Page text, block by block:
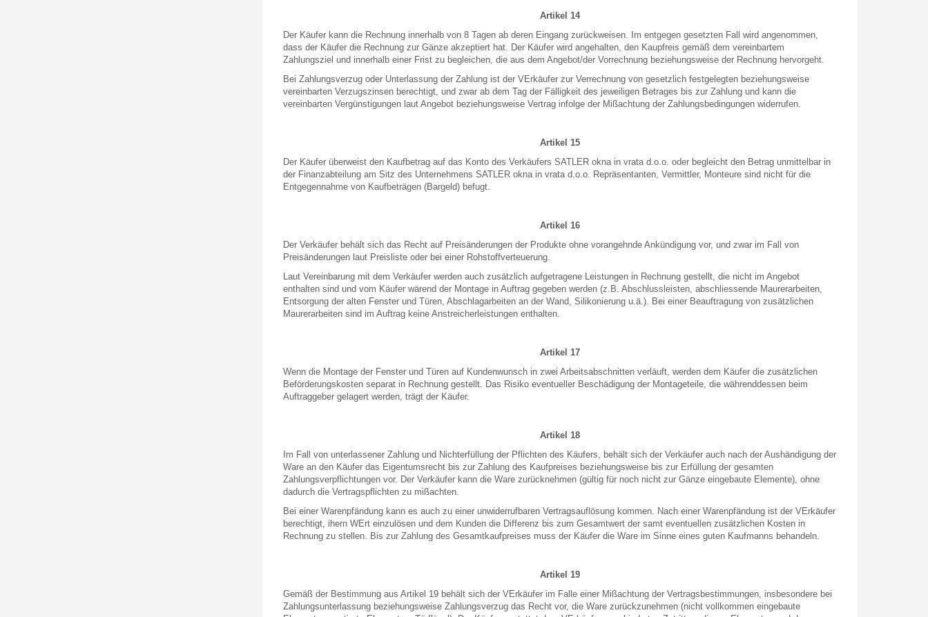
Artikel 14
Der Käufer kann die Rechnung innerhalb von 8 Tagen ab deren Eingang zurückweisen. Im entgegen gesetzten Fall wird angenommen,
dass der Käufer die Rechnung zur Gänze akzeptiert hat. Der Käufer wird angehalten, den Kaupfreis gemäß dem vereinbartem
Zahlungsziel und innerhalb einer Frist zu begleichen, die aus dem Angebot/der Vorrechnung beziehungsweise der Rechnung hervorgeht.
Bei Zahlungsverzug oder Unterlassung der Zahlung ist der VErkäufer zur Verrechnung von gesetzlich festgelegten beziehungsweise
vereinbarten Verzugszinsen berechtigt, und zwar ab dem Tag der Fälligkeit des jeweiligen Betrages bis zur Zahlung und kann die
vereinbarten Vergünstigungen laut Angebot beziehungsweise Vertrag infolge der Mißachtung der Zahlungsbedingungen widerrufen.
Artikel 15
Der Käufer überweist den Kaufbetrag auf das Konto des Verkäufers SATLER okna in vrata d.o.o. oder begleicht den Betrag unmittelbar in
der Finanzabteilung am Sitz des Unternehmens SATLER okna in vrata d.o.o. Repräsentanten, Vermittler, Monteure sind nicht für die
Entgegennahme von Kaufbeträgen (Bargeld) befugt.
Artikel 16
Der Verkäufer behält sich das Recht auf Preisänderungen der Produkte ohne vorangehnde Ankündigung vor, und zwar im Fall von
Preisänderungen laut Preisliste oder bei einer Rohstoffverteuerung.
Laut Vereinbarung mit dem Verkäufer werden auch zusätzlich aufgetragene Leistungen in Rechnung gestellt, die nicht im Angebot
enthalten sind und vom Käufer wärend der Montage in Auftrag gegeben werden (z.B. Abschlussleisten, abschliessende Maurerarbeiten,
Entsorgung der alten Fenster und Türen, Abschlagarbeiten an der Wand, Silikonierung u.ä.). Bei einer Beauftragung von zusätzlichen
Maurerarbeiten sind im Auftrag keine Anstreicherleistungen enthalten.
Artikel 17
Wenn die Montage der Fenster und Türen auf Kundenwunsch in zwei Arbeitsabschnitten verläuft, werden dem Käufer die zusätzlichen
Beförderungskosten separat in Rechnung gestellt. Das Risiko eventueller Beschädigung der Montageteile, die währenddessen beim
Auftraggeber gelagert werden, trägt der Käufer.
Artikel 18
Im Fall von unterlassener Zahlung und Nichterfüllung der Pflichten des Käufers, behält sich der Verkäufer auch nach der Aushändigung der
Ware an den Käufer das Eigentumsrecht bis zur Zahlung des Kaufpreises beziehungsweise bis zur Erfüllung der gesamten
Zahlungsverpflichtungen vor. Der Verkäufer kann die Ware zurücknehmen (gültig für noch nicht zur Gänze eingebaute Elemente), ohne
dadurch die Vertragspflichten zu mißachten.
Bei einer Warenpfändung kann es auch zu einer unwiderrufbaren Vertragsauflösung kommen. Nach einer Warenpfändung ist der VErkäufer
berechtigt, ihern WErt einzulösen und dem Kunden die Differenz bis zum Gesamtwert der samt eventuellen zusätzlichen Kosten in
Rechnung zu stellen. Bis zur Zahlung des Gesamtkaufpreises muss der Käufer die Ware im Sinne eines guten Kaufmanns behandeln.
Artikel 19
Gemäß der Bestimmung aus Artikel 19 behält sich der VErkäufer im Falle einer Mißachtung der Vertragsbestimmungen, insbesondere bei
Zahlungsunterlassung beziehungsweise Zahlungsverzug das Recht vor, die Ware zurückzunehmen (nicht vollkommen eingebaute